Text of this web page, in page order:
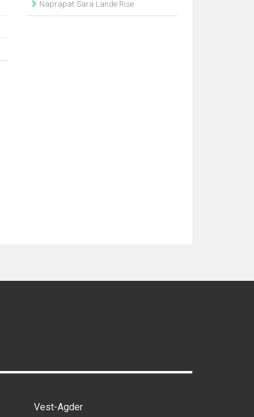
Naprapat Sara Lande Rise
Vest-Agder